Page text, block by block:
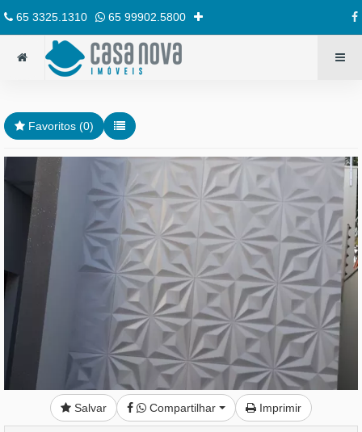
65 3325.1310 65 99902.5800
Favoritos (0)
Salvar Compartilhar Imprimir